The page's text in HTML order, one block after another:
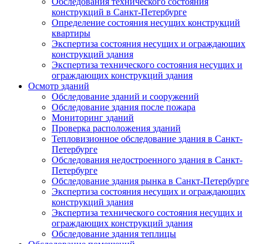
конструкций в Санкт-Петербурге
Определение состояния несущих конструкций
квартиры
Экспертиза состояния несущих и ограждающих
конструкций здания
Экспертиза технического состояния несущих и
ограждающих конструкций здания
Осмотр зданий
Обследование зданий и сооружений
Обследование здания после пожара
Мониторинг зданий
Проверка расположения зданий
Тепловизионное обследование здания в Санкт-
Петербурге
Обследования недостроенного здания в Санкт-
Петербурге
Обследование здания рынка в Санкт-Петербурге
Экспертиза состояния несущих и ограждающих
конструкций здания
Экспертиза технического состояния несущих и
ограждающих конструкций здания
Обследование здания теплицы